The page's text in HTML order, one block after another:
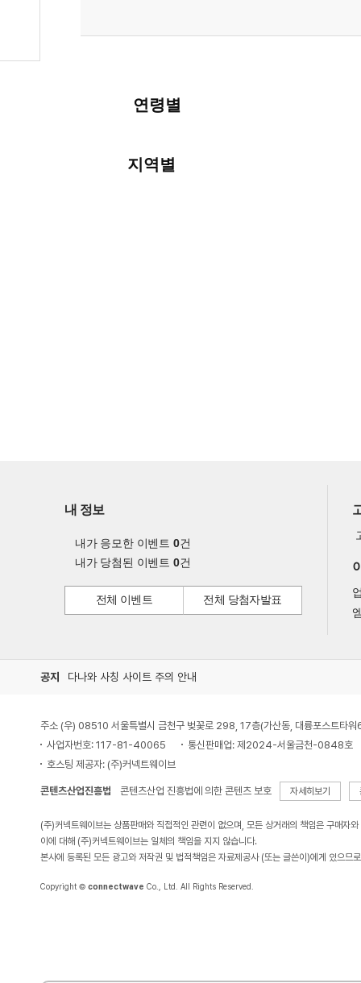
연령별
지역별
내 정보
내가 응모한 이벤트 0건
내가 당첨된 이벤트 0건
전체 이벤트 전체 당첨자발표
공지 다나와 사칭 사이트 주의 안내
주소 (우) 08510 서울특별시 금천구 벚꽃로 298, 17층(가산동, 대륭포스트타워
사업자번호: 117-81-40065
통신판매업: 제2024-서울금천-0848호
호스팅 제공자: (주)커넥트웨이브
콘텐츠산업진흥법 콘텐츠산업 진흥법에 의한 콘텐츠 보호 자세히보기
(주)커넥트웨이브는 상품판매와 직접적인 관련이 없으며, 모든 상거래의 책임은 구매자
이에 대해 (주)커넥트웨이브는 일체의 책임을 지지 않습니다.
본사에 등록된 모든 광고와 저작권 및 법적책임은 자료제공사 (또는 글쓴이)에게 있으므
Copyright © connectwave Co., Ltd. All Rights Reserved.